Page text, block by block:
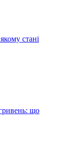
стані
що